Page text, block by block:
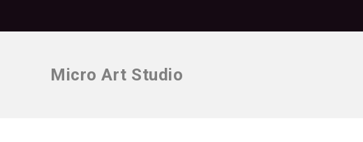
Micro Art Studio